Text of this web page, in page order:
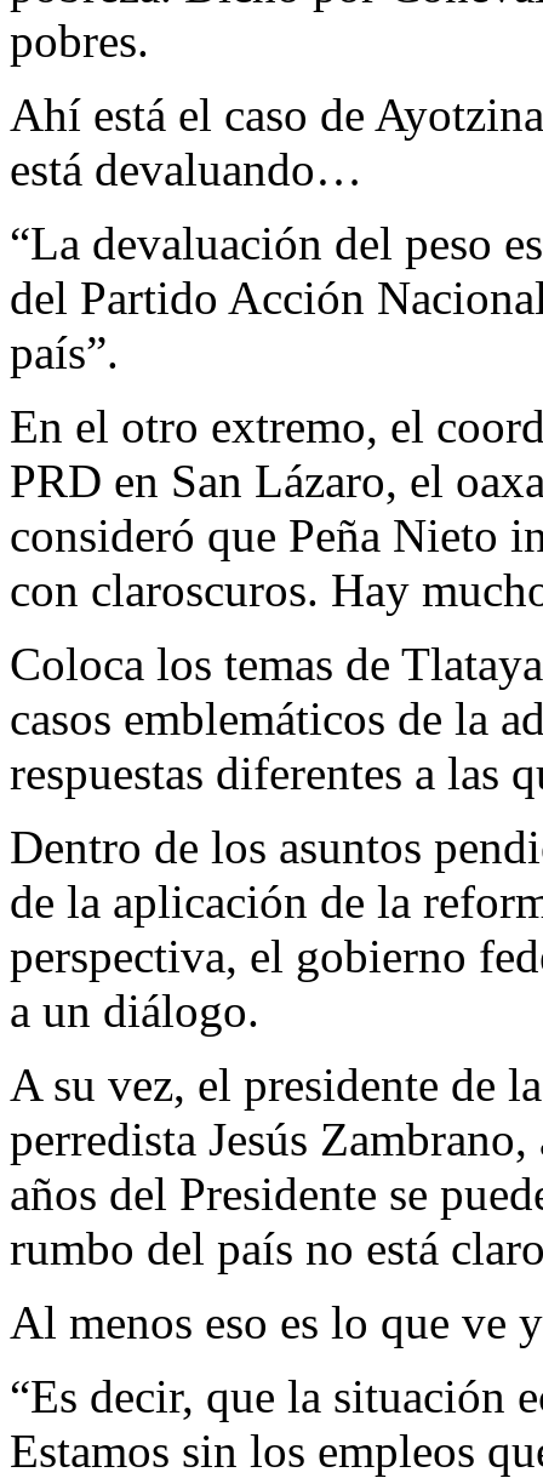
pobres.
Ahí está el caso de
está devaluando…
“La devaluación del peso
del Partido Acción
país”.
En el otro extremo, el
PRD en San Lázaro, el
consideró que Peña Nieto
con claroscuros. Hay
Coloca los temas de
casos emblemáticos de la
respuestas diferentes a las
Dentro de los asuntos
de la aplicación de la
perspectiva, el gobierno
a un diálogo.
A su vez, el presidente de
perredista Jesús
años del Presidente se
rumbo del país no está
Al menos eso es lo que ve
“Es decir, que la situación
Estamos sin los empleos